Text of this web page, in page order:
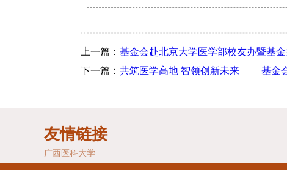
上一篇： 基金会赴北京大学医学部校友办暨基
下一篇： 共筑医学高地 智领创新未来 ——基金
友情链接
广西医科大学